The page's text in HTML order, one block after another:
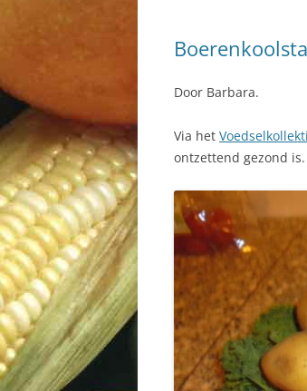
Door Barbara.
Via het
ontzettend gezond